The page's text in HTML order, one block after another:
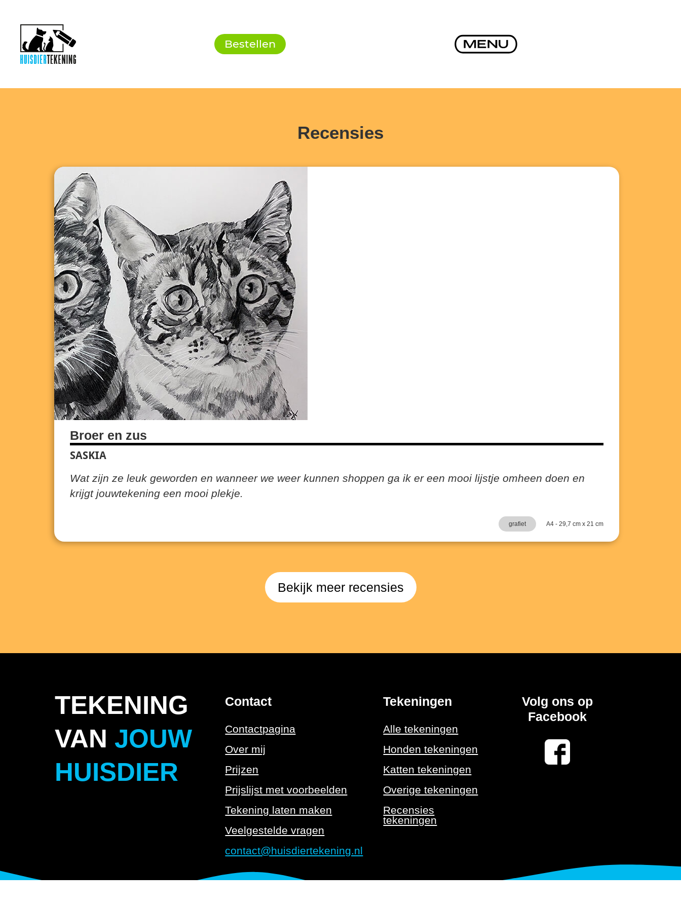
Bestellen
Recensies
Broer en zus
SASKIA
Wat zijn ze leuk geworden en wanneer we weer kunnen shoppen ga ik er een mooi lijstje omheen doen en
krijgt jouwtekening een mooi plekje.
grafiet A4 - 29,7 cm x 21 cm
Bekijk meer recensies
TEKENING
VAN JOUW
HUISDIER
Contact
Contactpagina
Over mij
Prijzen
Prijslijst met voorbeelden
Tekening laten maken
Veelgestelde vragen
contact@huisdiertekening.nl
Tekeningen
Alle tekeningen
Honden tekeningen
Katten tekeningen
Overige tekeningen
Recensies
tekeningen
Volg ons op
Facebook